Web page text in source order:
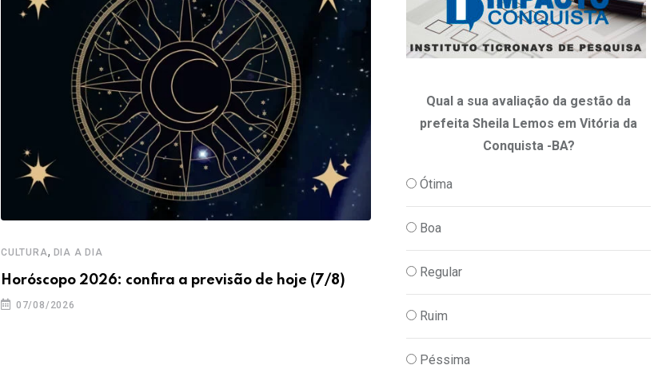
CULTURA, DIA A DIA
Horóscopo 2026: confira a previsão de hoje (7/8)
07/08/2026
CULTURA,DIA A DIA
Horóscopo 2026: confira a previsão de
Qual a sua avaliação da gestão da
prefeita Sheila Lemos em Vitória da
Conquista -BA?
Ótima
Boa
Regular
Ruim
Péssima